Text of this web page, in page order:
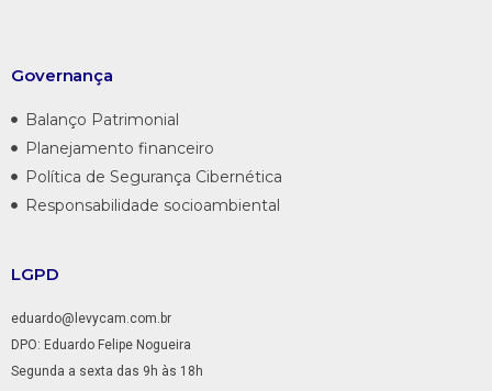
Governança
Balanço Patrimonial
Planejamento financeiro
Política de Segurança Cibernética
Responsabilidade socioambiental
LGPD
eduardo@levycam.com.br
DPO: Eduardo Felipe Nogueira
Segunda a sexta das 9h às 18h